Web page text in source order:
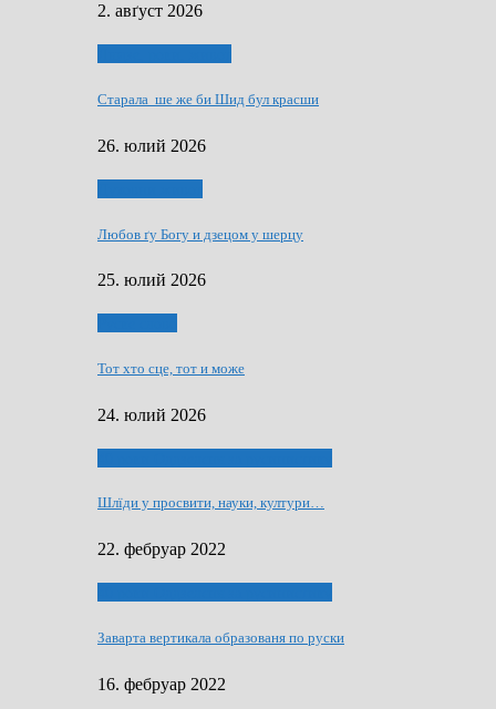
2. авґуст 2026
Старала ше же би Шид бул красши
26. юлий 2026
Любов ґу Богу и дзецом у шерцу
25. юлий 2026
Тот хто сце, тот и може
24. юлий 2026
Шлїди у просвити, науки, култури…
22. фебруар 2022
Заварта вертикала образованя по руски
16. фебруар 2022